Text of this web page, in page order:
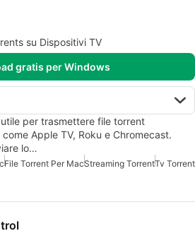
su Dispositivi TV
gratis per Windows
per trasmettere file torrent
Apple TV, Roku e Chromecast.
lo…
File Torrent Per MacStreaming TorrentTv Torrent